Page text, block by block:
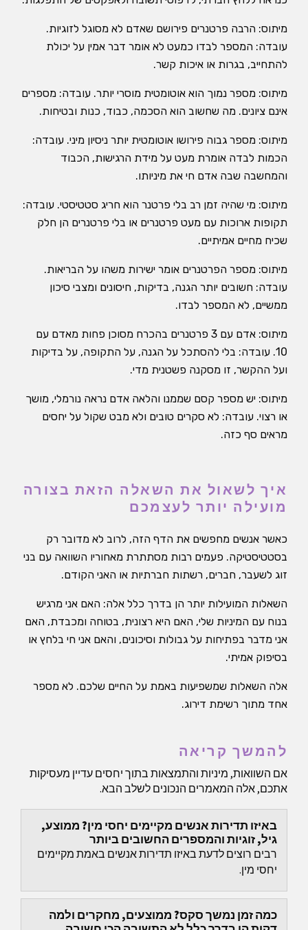
מיתוס: הרבה פרטנרים פירושם שאדם לא מסוגל לזוגיות.
עובדה: המספר לבדו כמעט לא אומר דבר אמין על יכולת
להתחייב, בגרות או איכות קשר.
מיתוס: מספר נמוך הוא אוטומטית מוסרי יותר. עובדה: מספרים
אינם ציונים. מה שחשוב הוא הסכמה, כבוד, כנות ובטיחות.
מיתוס: מספר גבוה פירושו אוטומטית יותר ניסיון מיני. עובדה:
הכמות לבדה אומרת מעט על מידת הרגישות, הכבוד
והמחשבה שבה אדם חי את מיניותו.
מיתוס: מי שהיה זמן רב בלי פרטנר הוא חריג סטטיסטי. עובדה:
תקופות ארוכות עם מעט פרטנרים או בלי פרטנרים הן חלק
שכיח מחיים אמיתיים.
מיתוס: מספר הפרטנרים אומר ישירות משהו על הבריאות.
עובדה: חשובים יותר הגנה, בדיקות, חיסונים ומצבי סיכון
ממשיים, לא המספר לבדו.
מיתוס: אדם עם 3 פרטנרים בהכרח מסוכן פחות מאדם עם
10. עובדה: בלי להסתכל על הגנה, על התקופה, על בדיקות
ועל ההקשר, זו מסקנה פשטנית מדי.
מיתוס: יש מספר קסם שממנו והלאה אדם נראה נורמלי, מושך
או רצוי. עובדה: לא סקרים טובים ולא מבט שקול על יחסים
מראים סף כזה.
איך לשאול את השאלה הזאת בצורה
מועילה יותר לעצמכם
כאשר אנשים מחפשים את הדף הזה, לרוב לא מדובר רק
בסטטיסטיקה. פעמים רבות מסתתרת מאחוריו השוואה עם בני
זוג לשעבר, חברים, רשתות חברתיות או האני הקודם.
השאלות המועילות יותר הן בדרך כלל אלה: האם אני מרגיש
בנוח עם המיניות שלי, האם היא רצונית, בטוחה ומכבדת, האם
אני מדבר בפתיחות על גבולות וסיכונים, והאם אני חי בלחץ או
בסיפוק אמיתי.
אלה השאלות שמשפיעות באמת על החיים שלכם. לא מספר
אחד מתוך רשימת דירוג.
להמשך קריאה
אם השוואות, מיניות והתמצאות בתוך יחסים עדיין מעסיקות
אתכם, אלה המאמרים הנכונים לשלב הבא.
באיזו תדירות אנשים מקיימים יחסי מין? ממוצע,
גיל, זוגיות והמספרים החשובים ביותר
רבים רוצים לדעת באיזו תדירות אנשים באמת מקיימים
יחסי מין.
כמה זמן נמשך סקס? ממוצעים, מחקרים ולמה